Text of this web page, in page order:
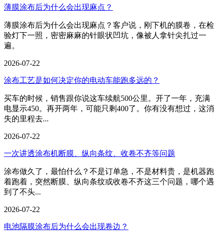
薄膜涂布后为什么会出现麻点？
薄膜涂布后为什么会出现麻点？客户说，刚下机的膜卷，在检
验灯下一照，密密麻麻的针眼状凹坑，像被人拿针尖扎过一
遍。
2026-07-22
涂布工艺是如何决定你的电动车能跑多远的？
买车的时候，销售跟你说这车续航500公里。开了一年，充满
电显示450。再开两年，可能只剩400了。你有没有想过，这消
失的里程去...
2026-07-22
一次讲透涂布机断膜、纵向条纹、收卷不齐等问题
涂布做久了，最怕什么？不是订单急，不是材料贵，是机器跑
着跑着，突然断膜、纵向条纹或收卷不齐这三个问题，哪个遇
到了不头...
2026-07-22
电池隔膜涂布后为什么会出现卷边？